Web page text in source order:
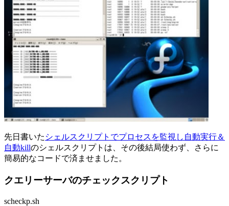
先日書いた シェルスクリプトでプロセスを監視し自動実行＆
自動killのシェルスクリプトは、その後結局使わず、さらに
簡易的なコードで済ませました。
クエリーサーバのチェックスクリプト
scheckp.sh